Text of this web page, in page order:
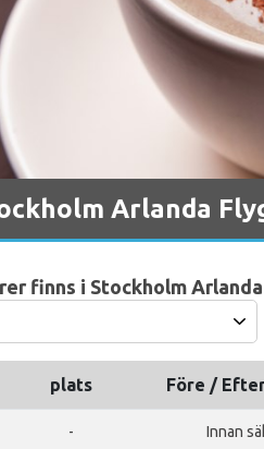
Arlanda
finns i Stockholm
plats Före /
- Innan